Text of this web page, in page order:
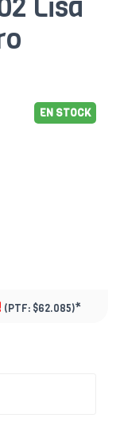
EN STOCK
(PTF: $62.085)*